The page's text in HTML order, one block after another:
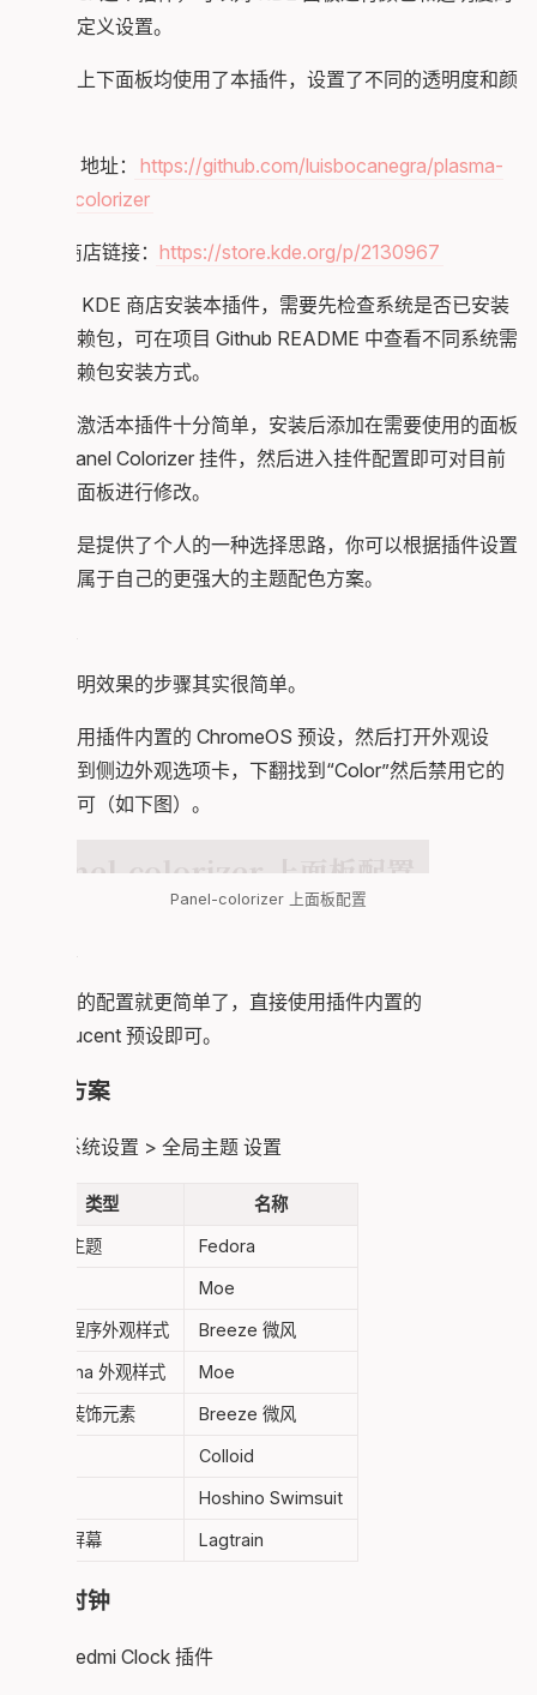
更多自定义设置。
桌面的上下面板均使用了本插件，设置了不同的透明度和颜
Github 地址： https://github.com/luisbocanegra/plasma-
panel-colorizer
KDE 商店链接： https://store.kde.org/p/2130967
若是从 KDE 商店安装本插件，需要先检查系统是否已安装
相关依赖包，可在项目 Github README 中查看不同系统需
求的依赖包安装方式。
在面板激活本插件十分简单，安装后添加在需要使用的面板
添加 Panel Colorizer 挂件，然后进入挂件配置即可对目前
附加的面板进行修改。
这里只是提供了个人的一种选择思路，你可以根据插件设置
自定义属于自己的更强大的主题配色方案。
配置透明效果的步骤其实很简单。
首先使用插件内置的 ChromeOS 预设，然后打开外观设
置，翻到侧边外观选项卡，下翻找到“Color”然后禁用它的
颜色即可（如下图）。
Panel-colorizer 上面板配置
下面板的配置就更简单了，直接使用插件内置的
Translucent 预设即可。
主题方案
前往 系统设置 > 全局主题 设置
类型 名称
全局主题 Fedora
Moe
应用程序外观样式 Breeze 微风
Plasma 外观样式 Moe
窗口装饰元素 Breeze 微风
Colloid
Hoshino Swimsuit
欢迎屏幕 Lagtrain
桌面时钟
使用 Redmi Clock 插件